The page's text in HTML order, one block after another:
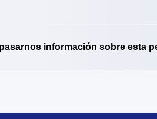
información sobre esta